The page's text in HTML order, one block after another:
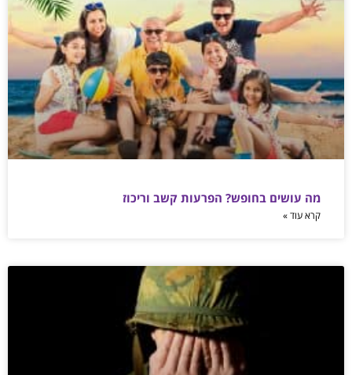
מה עושים בחופש? הפרעות קשב וריכוז
קרא עוד »